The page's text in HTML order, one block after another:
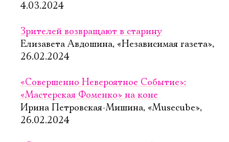
4.03.2024
Зрителей возвращают в старину
Елизавета Авдошина, «Независимая газета»,
26.02.2024
«Совершенно Невероятное Событие»:
«Мастерская Фоменко» на коне
Ирина Петровская-Мишина, «Musecube»,
26.02.2024